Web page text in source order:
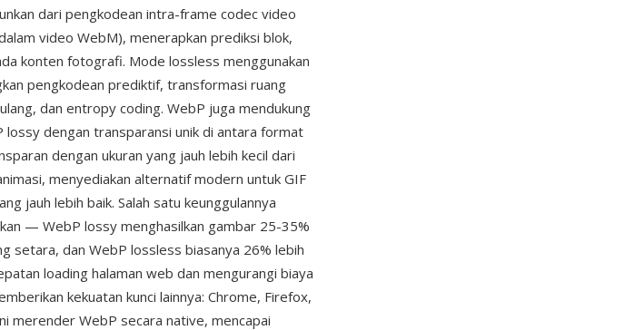
dari pengkodean intra-frame codec video
video WebM), menerapkan prediksi blok,
konten fotografi. Mode lossless menggunakan
pengkodean prediktif, transformasi ruang
dan entropy coding. WebP juga mendukung
dengan transparansi unik di antara format
dengan ukuran yang jauh lebih kecil dari
menyediakan alternatif modern untuk GIF
jauh lebih baik. Salah satu keunggulannya
— WebP lossy menghasilkan gambar 25-35%
setara, dan WebP lossless biasanya 26% lebih
loading halaman web dan mengurangi biaya
kekuatan kunci lainnya: Chrome, Firefox,
merender WebP secara native, mencapai